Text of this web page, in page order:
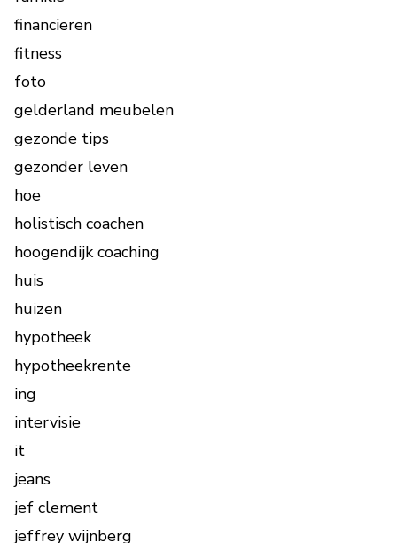
financieren
fitness
foto
gelderland meubelen
gezonde tips
gezonder leven
hoe
holistisch coachen
hoogendijk coaching
huis
huizen
hypotheek
hypotheekrente
ing
intervisie
it
jeans
jef clement
jeffrey wijnberg